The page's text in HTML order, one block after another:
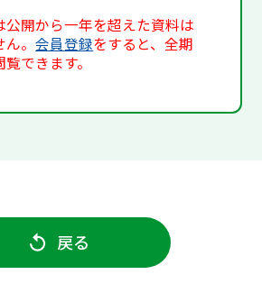
公開から一年を超えた資料は
ん。会員登録をすると、全期
できます。
戻る